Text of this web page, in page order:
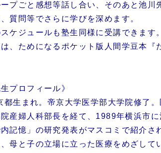
プごと感想等話し合い、そのあと池川
質問等でさらに学びを深めます。
スケジュールも塾生同様に受講できます。
は、ためになるポケット版人間学豆本『
プロフィール》
都生まれ。帝京大学医学部大学院修了
産婦人科部長を経て、1989年横浜市
記憶」の研究発表がマスコミで紹介さ
母と子の立場に立った医療をめざして